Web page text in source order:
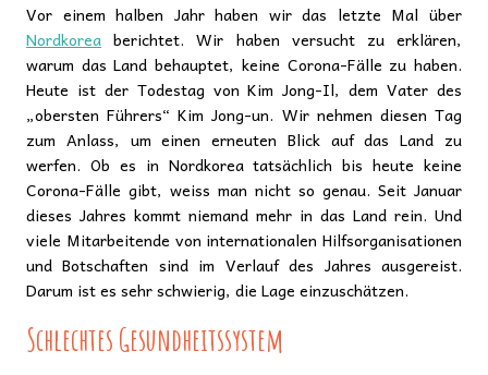
Vor einem halben Jahr haben wir das letzte Mal über
Nordkorea berichtet. Wir haben versucht zu erklären,
warum das Land behauptet, keine Corona-Fälle zu haben.
Heute ist der Todestag von Kim Jong-Il, dem Vater des
„obersten Führers“ Kim Jong-un. Wir nehmen diesen Tag
zum Anlass, um einen erneuten Blick auf das Land zu
werfen. Ob es in Nordkorea tatsächlich bis heute keine
Corona-Fälle gibt, weiss man nicht so genau. Seit Januar
dieses Jahres kommt niemand mehr in das Land rein. Und
viele Mitarbeitende von internationalen Hilfsorganisationen
und Botschaften sind im Verlauf des Jahres ausgereist.
Darum ist es sehr schwierig, die Lage einzuschätzen.
Schlechtes Gesundheitssystem